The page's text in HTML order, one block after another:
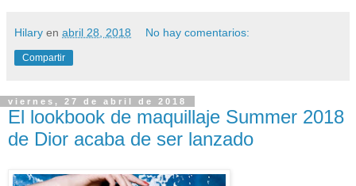
Hilary en abril 28, 2018 No hay comentarios:
Compartir
viernes, 27 de abril de 2018
El lookbook de maquillaje Summer 2018
de Dior acaba de ser lanzado